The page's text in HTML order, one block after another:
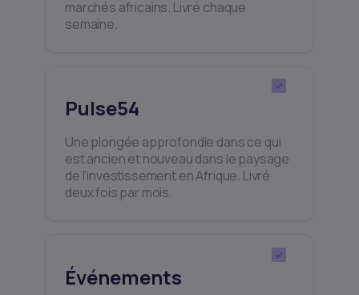
marchés africains. Livré chaque
semaine.
Pulse54
Une plongée approfondie dans ce qui
est ancien et nouveau dans le paysage
de l’investissement en Afrique. Livré
deux fois par mois.
Événements